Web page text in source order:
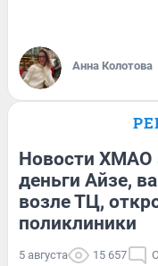
Анна Колотова
Новости ХМАО
деньги Айзе,
возле ТЦ,
поликлиники
5 августа 15 657